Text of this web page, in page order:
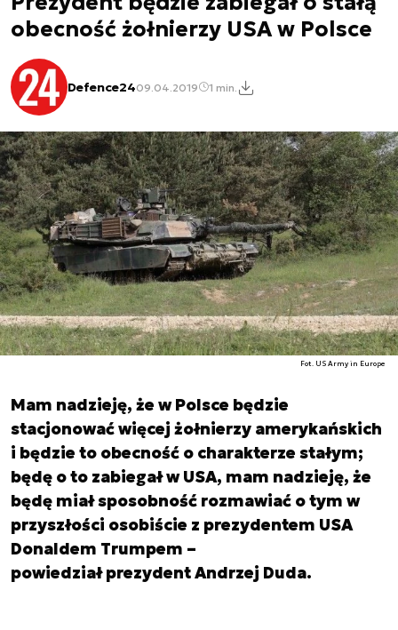
obecność żołnierzy USA w Polsce
Defence2409.04.2019 1 min.
Fot. US Army in Europe
Mam nadzieję, że w Polsce będzie
stacjonować więcej żołnierzy amerykańskich
i będzie to obecność o charakterze stałym;
będę o to zabiegał w USA, mam nadzieję, że
będę miał sposobność rozmawiać o tym w
przyszłości osobiście z prezydentem USA
Donaldem Trumpem –
powiedział prezydent Andrzej Duda.